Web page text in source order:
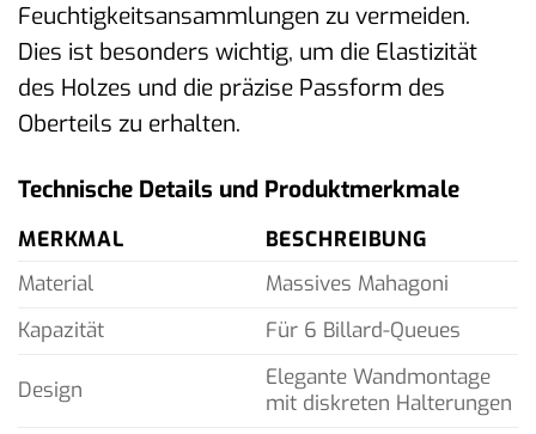
Feuchtigkeitsansammlungen zu vermeiden.
Dies ist besonders wichtig, um die Elastizität
des Holzes und die präzise Passform des
Oberteils zu erhalten.
Technische Details und Produktmerkmale
MERKMAL
BESCHREIBUNG
Material
Massives Mahagoni
Kapazität
Für 6 Billard-Queues
Design
Elegante Wandmontage
mit diskreten Halterungen